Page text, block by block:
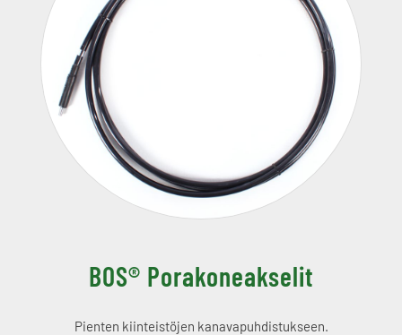
BOS® Porakoneakselit
Pienten kiinteistöjen kanavapuhdistukseen.